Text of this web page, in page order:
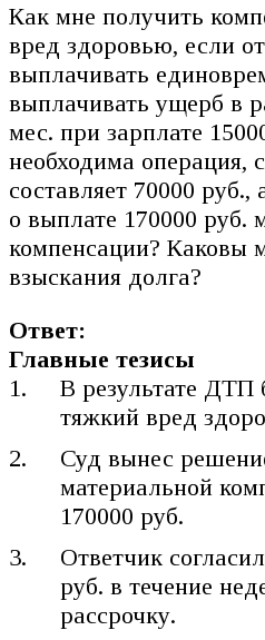
Как мне получить
вред здоровью, если
выплачивать
выплачивать ущерб в
мес. при зарплате
необходима операция,
составляет 70000
о выплате 170000 руб.
компенсации? Каковы
взыскания долга?
Ответ:
Главные тезисы
В результате
тяжкий вред
Суд вынес
материальной
170000 руб.
Ответчик
руб. в течение
рассрочку.